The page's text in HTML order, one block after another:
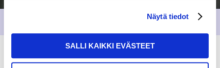
Näytä tiedot
SALLI KAIKKI EVÄSTEET